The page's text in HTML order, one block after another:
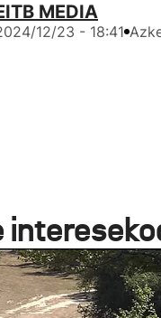
MEDIA
12/23 - 18:41